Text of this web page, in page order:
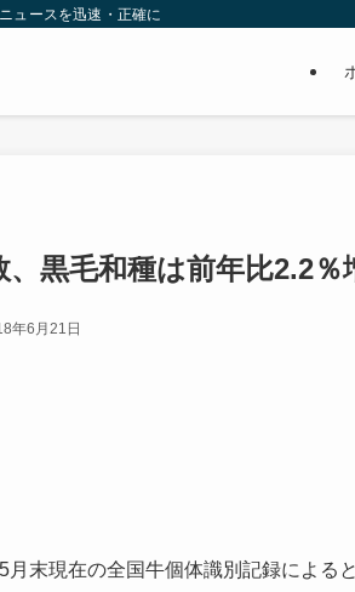
ュースを迅速・正確に
黒毛和種は前年比2.2％
年6月21日
末現在の全国牛個体識別記録による